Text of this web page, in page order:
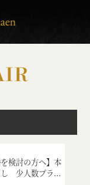
の試食
大聖堂挙式
を検討の方へ】本
し 少人数プラ...